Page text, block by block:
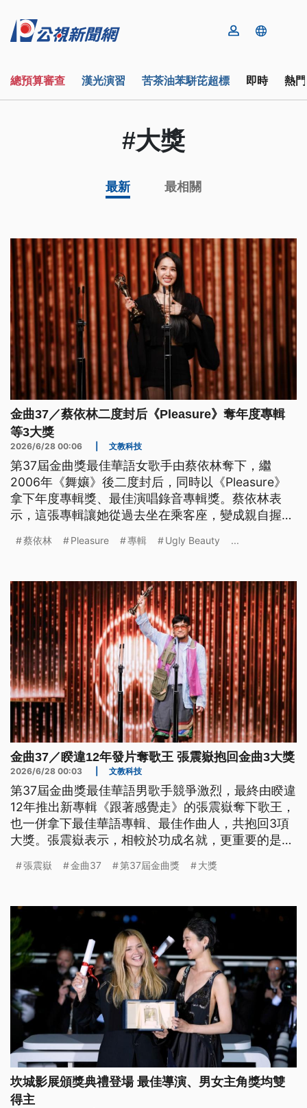
總預算審查 漢光演習 苦茶油苯駢芘超標 即時 熱
#大獎
最新 最相關
金曲37／蔡依林二度封后《Pleasure》奪年度專輯
等3大獎
2026/6/28 00:06 文教科技
第37屆金曲獎最佳華語女歌手由蔡依林奪下，繼
2006年《舞孃》後二度封后，同時以《Pleasure》
拿下年度專輯獎、最佳演唱錄音專輯獎。蔡依林表
示，這張專輯讓她從過去坐在乘客座，變成親自握住
是，我知道我再也不會把自己弄丟」。
蔡依林 Pleasure 專輯 Ugly Beauty ...
金曲37／睽違12年發片奪歌王 張震嶽抱回金曲3大獎
2026/6/28 00:03 文教科技
第37屆金曲獎最佳華語男歌手競爭激烈，最終由睽違
12年推出新專輯《跟著感覺走》的張震嶽奪下歌王，
也一併拿下最佳華語專輯、最佳作曲人，共抱回3項
大獎。張震嶽表示，相較於功成名就，更重要的是以
張震嶽 金曲37 第37屆金曲獎 大獎
坎城影展頒獎典禮登場 最佳導演、男女主角獎均雙
得主